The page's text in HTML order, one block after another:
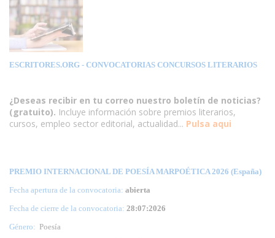
ESCRITORES.ORG - CONVOCATORIAS CONCURSOS LITERARIOS
¿Deseas recibir en tu correo nuestro boletín de noticias?
(gratuito). Incluye información sobre premios literarios,
cursos, empleo sector editorial, actualidad... Pulsa aqui
PREMIO INTERNACIONAL DE POESÍA MARPOÉTICA 2026 (España)
Fecha apertura de la convocatoria: abierta
Fecha de cierre de la convocatoria: 28:07:2026
Género: Poesía